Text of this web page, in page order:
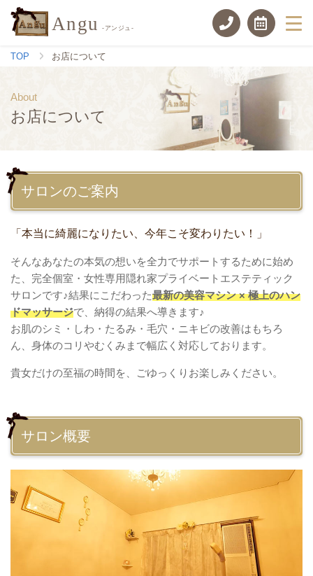
Angu -アンジュ-
TOP お店について
お店について
サロンのご案内
「本当に綺麗になりたい、今年こそ変わりたい！」
そんなあなたの本気の想いを全力でサポートするために始め
た、完全個室・女性専用隠れ家プライベートエステティック
サロンです♪結果にこだわった最新の美容マシン × 極上のハン
ドマッサージで、納得の結果へ導きます♪
お肌のシミ・しわ・たるみ・毛穴・ニキビの改善はもちろ
ん、身体のコリやむくみまで幅広く対応しております。
貴女だけの至福の時間を、ごゆっくりお楽しみください。
サロン概要